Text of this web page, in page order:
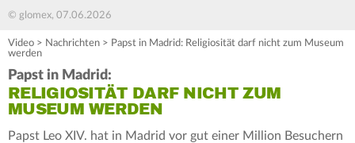
© glomex, 07.06.2026
Video > Nachrichten > Papst in Madrid: Religiosität darf nicht zum Museum
werden
Papst in Madrid:
RELIGIOSITÄT DARF NICHT ZUM
MUSEUM WERDEN
Papst Leo XIV. hat in Madrid vor gut einer Million Besuchern